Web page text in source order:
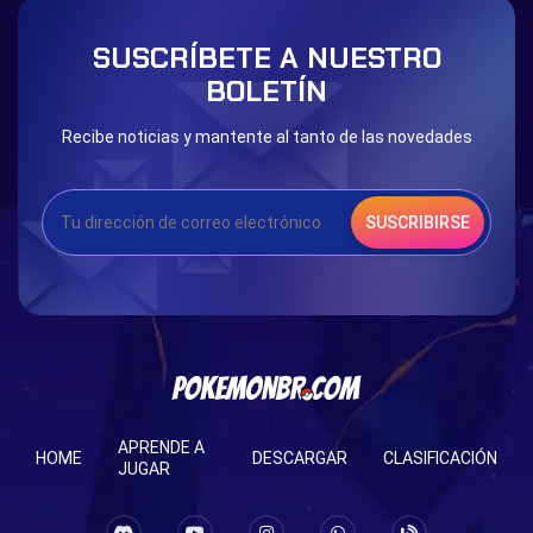
Eternal Dark Quest Door 999
SUSCRÍBETE A NUESTRO
BOLETÍN
Recibe noticias y mantente al tanto de las novedades
SUSCRIBIRSE
HOME
APRENDE A
JUGAR
DESCARGAR CLASIFICACIÓN